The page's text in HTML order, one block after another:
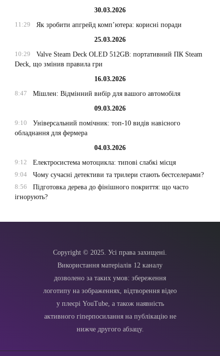
30.03.2026
11:29
Як зробити апгрейд комп’ютера: корисні поради
25.03.2026
10:29
Valve Steam Deck OLED 512GB: портативний ПК Steam
Deck, що змінив правила гри
16.03.2026
8:47
Мішлен: Відмінний вибір для вашого автомобіля
09.03.2026
9:10
Універсальний помічник: топ-10 видів навісного
обладнання для фермера
04.03.2026
9:12
Електросистема мотоцикла: типові слабкі місця
9:04
Чому сучасні детективи та трилери стають бестселерами?
8:56
Підготовка дерева до фінішного покриття: що часто
ігнорують?
Copyright © 2025. Усі права захищені.
Використання матеріалів 12 каналу
дозволено за таких умов: збереження
логотипу на зображеннях, відтворення відео
у плеєрі YouTube, а також наявність
активного гіперпосилання на публікацію не
нижче другого абзацу.